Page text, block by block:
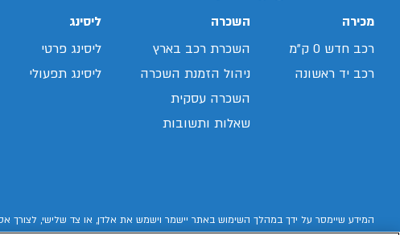
מכירה
רכב חדש 0 ק"מ
רכב יד ראשונה
השכרה
השכרת רכב בארץ
ניהול הזמנת השכרה
השכרה עסקית
שאלות ותשובות
ליסינג
ליסינג פרטי
ליסינג תפעולי
המידע שיימסר על ידך במהלך השימוש באתר יישמר וישמש את אלדן, או צד שלישי, לצורך